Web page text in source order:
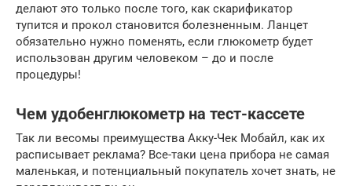
делают это только после того, как скарификатор
тупится и прокол становится болезненным. Ланцет
обязательно нужно поменять, если глюкометр будет
использован другим человеком – до и после
процедуры!
Чем удобенглюкометр на тест-кассете
Так ли весомы преимущества Акку-Чек Мобайл, как их
расписывает реклама? Все-таки цена прибора не самая
маленькая, и потенциальный покупатель хочет знать, не